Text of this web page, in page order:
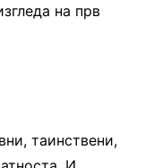
на прв
таинствени,